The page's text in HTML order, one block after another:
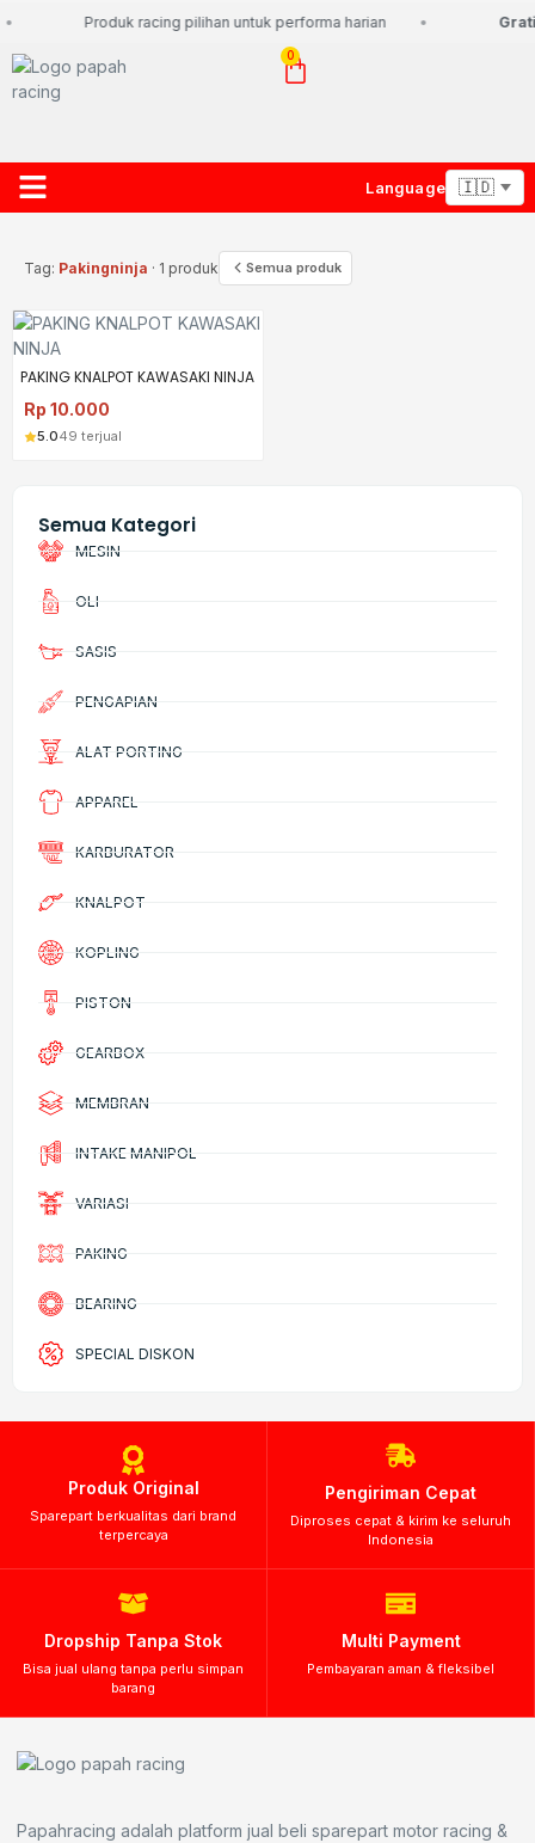
Produk racing pilihan untuk performa harian
0
Language
Semua Kategori
MESIN
OLI
SASIS
PENGAPIAN
ALAT PORTING
APPAREL
KARBURATOR
KNALPOT
KOPLING
PISTON
GEARBOX
MEMBRAN
INTAKE MANIPOL
VARIASI
PAKING
BEARING
SPECIAL DISKON
Tag: Pakingninja · 1 produk Semua produk
PAKING KNALPOT KAWASAKI NINJA
Rp 10.000
5.049 terjual
Produk Original
Sparepart berkualitas dari brand
terpercaya
Pengiriman Cepat
Diproses cepat & kirim ke seluruh
Indonesia
Dropship Tanpa Stok
Bisa jual ulang tanpa perlu simpan
barang
Multi Payment
Pembayaran aman & fleksibel
Papahracing adalah platform jual beli sparepart motor racing &